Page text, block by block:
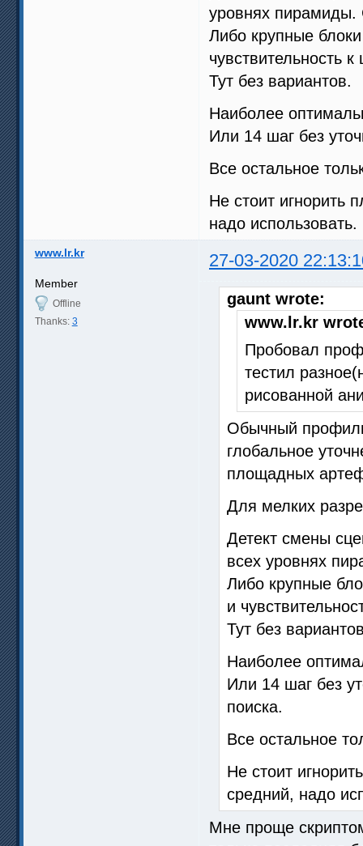
уровнях пирамиды.
Либо крупные
чувствительность
Тут без вариантов.
Наиболее
Или 14 шаг без
Все остальное
Не стоит игнорить
надо использовать.
www.lr.kr 27-03-2020
Member
Offline
Thanks: 3
gaunt wrote:
www.lr.kr
Пробовал
тестил
рисованной
Обычный
глобальное
площадных
Для мелких
Детект смены
всех уровнях
Либо крупные
и
Тут без
Наиболее
Или 14 шаг без
поиска.
Все остальное
Не стоит
средний, надо
Мне проще